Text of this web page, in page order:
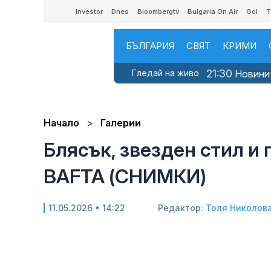
Investor Dnes Bloombergtv Bulgaria On Air Gol
БЪЛГАРИЯ СВЯТ КРИМИ
Гледай на живо 21:30
Начало Галерии
Блясък, звезден стил
BAFTA (СНИМКИ)
11.05.2026 • 14:22 Редактор: Толя